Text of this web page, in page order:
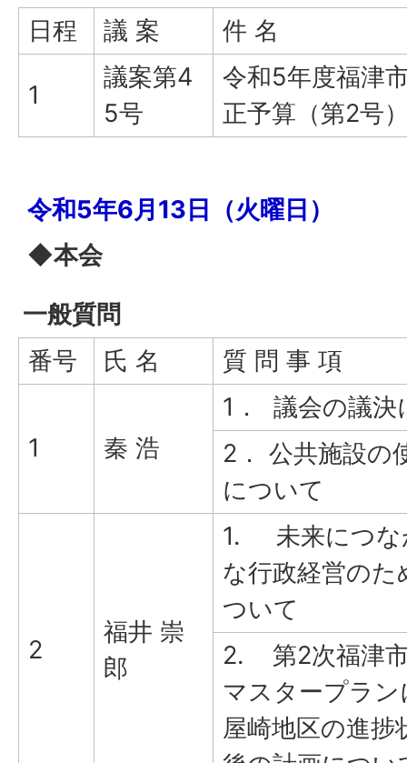
日程
議 案 件 名
1
議案第4
5号
令和5年度福津
正予算（第2号
令和5年6月13日（火曜日）
◆本会
一般質問
番号
氏 名 質 問 事 項
1 秦 浩
1． 議会の議決
2． 公共施設の
について
2
福井 崇
郎
1. 未来につな
な行政経営のた
ついて
2. 第2次福津
マスタープラ
屋崎地区の進捗